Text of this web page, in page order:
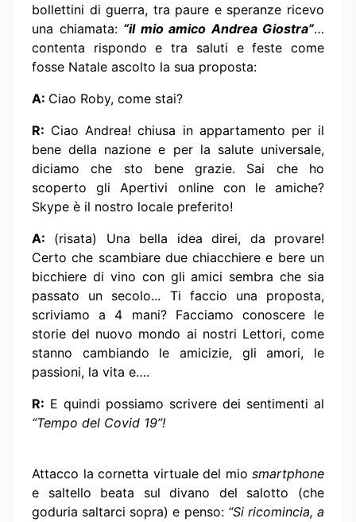
bollettini di guerra, tra paure e speranze ricevo
una chiamata: “il mio amico Andrea Giostra”…
contenta rispondo e tra saluti e feste come
fosse Natale ascolto la sua proposta:
A: Ciao Roby, come stai?
R: Ciao Andrea! chiusa in appartamento per il
bene della nazione e per la salute universale,
diciamo che sto bene grazie. Sai che ho
scoperto gli Apertivi online con le amiche?
Skype è il nostro locale preferito!
A: (risata) Una bella idea direi, da provare!
Certo che scambiare due chiacchiere e bere un
bicchiere di vino con gli amici sembra che sia
passato un secolo... Ti faccio una proposta,
scriviamo a 4 mani? Facciamo conoscere le
storie del nuovo mondo ai nostri Lettori, come
stanno cambiando le amicizie, gli amori, le
passioni, la vita e….
R: E quindi possiamo scrivere dei sentimenti al
“Tempo del Covid 19”!
Attacco la cornetta virtuale del mio smartphone
e saltello beata sul divano del salotto (che
goduria saltarci sopra) e penso: “Si ricomincia, a